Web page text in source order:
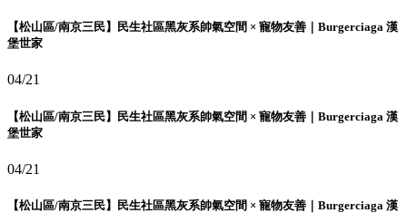
【松山區/南京三民】民生社區黑灰系帥氣空間 × 寵物友善｜Burgerciaga 漢
堡世家
04/21
【松山區/南京三民】民生社區黑灰系帥氣空間 × 寵物友善｜Burgerciaga 漢
堡世家
04/21
【松山區/南京三民】民生社區黑灰系帥氣空間 × 寵物友善｜Burgerciaga 漢